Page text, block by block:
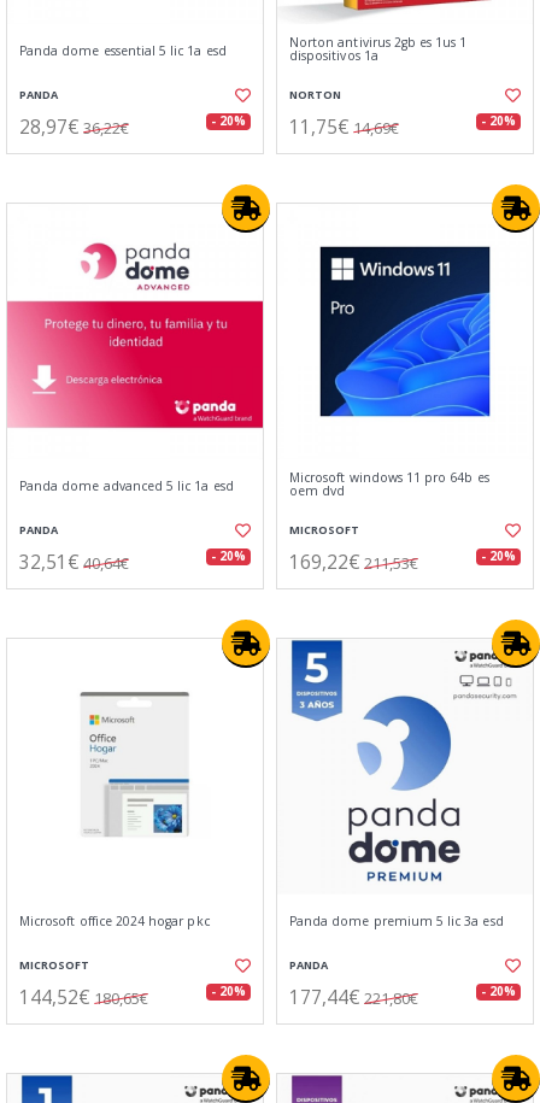
Panda dome essential 5 lic 1a esd
PANDA
28,97€ 36,22€ - 20%
Norton antivirus 2gb es 1us 1
dispositivos 1a
NORTON
11,75€ 14,69€ - 20%
Panda dome advanced 5 lic 1a esd
PANDA
32,51€ 40,64€ - 20%
Microsoft windows 11 pro 64b es
oem dvd
MICROSOFT
169,22€ 211,53€ - 20%
Microsoft office 2024 hogar pkc
MICROSOFT
144,52€ 180,65€ - 20%
Panda dome premium 5 lic 3a esd
PANDA
177,44€ 221,80€ - 20%